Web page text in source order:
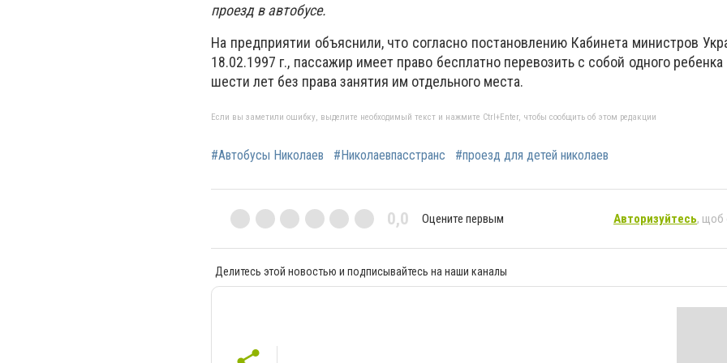
проезд в автобусе.
На предприятии объяснили, что согласно постановлению Кабинета министров
18.02.1997 г., пассажир имеет право бесплатно перевозить с собой одного
шести лет без права занятия им отдельного места.
Если вы заметили ошибку, выделите необходимый текст и нажмите Ctrl+Enter, чтобы сообщить об этом редакции
#Автобусы Николаев #Николаевпасстранс #проезд для детей николаев
0,0 Оцените первым Авторизуйтесь, щоб
Делитесь этой новостью и подписывайтесь на наши каналы